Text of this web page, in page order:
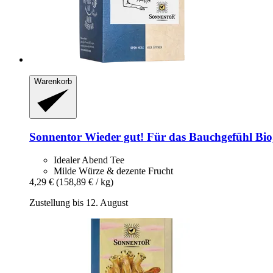
Warenkorb
Sonnentor Wieder gut! Für das Bauchgefühl
Idealer Abend Tee
Milde Würze & dezente Frucht
4,29 € (158,89 € / kg)
Zustellung bis 12. August